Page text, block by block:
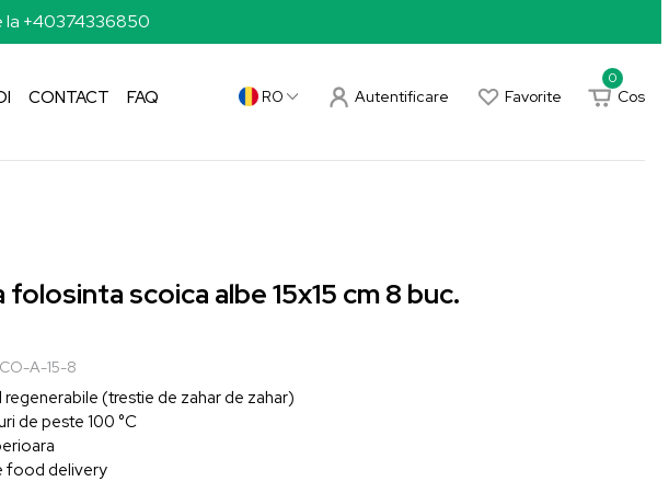
la +40374336850
CONTACT FAQ RO Autentificare Favorite
0
Cos
scoica albe 15x15 cm 8 buc.
A-15-8
regenerabile (trestie de zahar de zahar)
de peste 100 °C
food delivery